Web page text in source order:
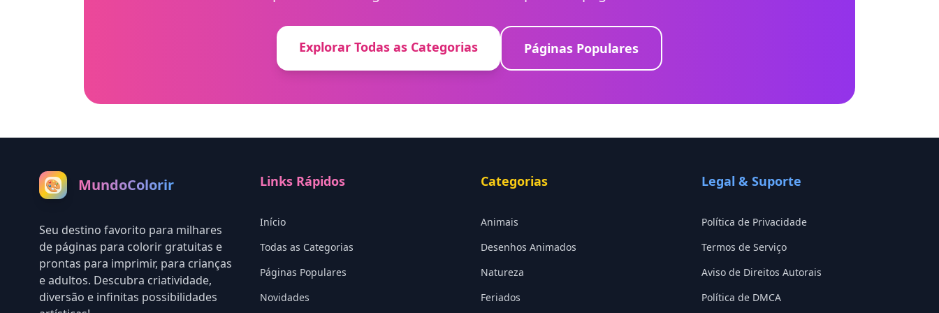
Explorar Todas as Categorias Páginas Populares
🎨 MundoColorir
Seu destino favorito para milhares
de páginas para colorir gratuitas e
prontas para imprimir, para crianças
e adultos. Descubra criatividade,
diversão e infinitas possibilidades
Links Rápidos
Início
Todas as Categorias
Páginas Populares
Novidades
Categorias
Animais
Desenhos Animados
Natureza
Feriados
Legal & Suporte
Política de Privacidade
Termos de Serviço
Aviso de Direitos Autorais
Política de DMCA